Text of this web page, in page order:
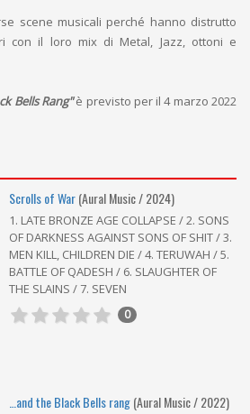
scene musicali perché hanno distrutto
con il loro mix di Metal, Jazz, ottoni e
Bells Rang"è previsto per il 4 marzo 2022
Scrolls of War(Aural Music / 2024)
1. LATE BRONZE AGE COLLAPSE / 2. SONS
OF DARKNESS AGAINST SONS OF SHIT / 3.
MEN KILL, CHILDREN DIE / 4. TERUWAH / 5.
BATTLE OF QADESH / 6. SLAUGHTER OF
THE SLAINS / 7. SEVEN
0
…and the Black Bells rang(Aural Music / 2022)